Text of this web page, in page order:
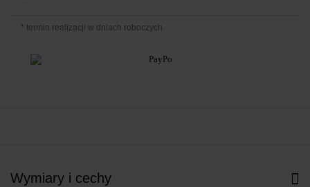
* termin realizacji w dniach roboczych
Wymiary i cechy